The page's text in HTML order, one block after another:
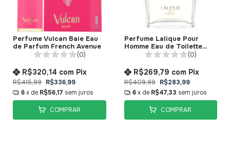
Perfume Vulcan Baie Eau
de Parfum French Avenue
(0)
R$415,99 R$336,99
R$320,14 com Pix
6x de R$56,17 sem juros
COMPRAR
Perfume Lalique Pour
Homme Eau de Toilette
Lalique
(0)
R$409,99 R$283,99
R$269,79 com Pix
6 x de R$47,33 sem juros
COMPRAR